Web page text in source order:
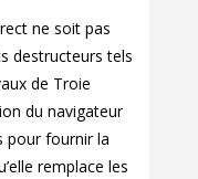
ne soit pas
destructeurs tels
de Troie
du navigateur
pour fournir la
remplace les